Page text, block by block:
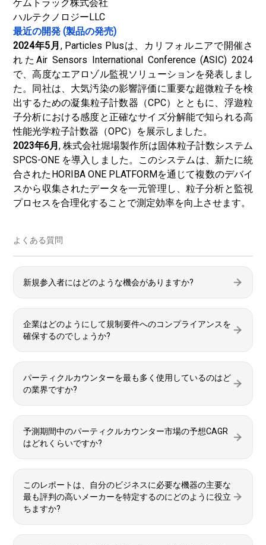
ケムトラック株式会社
ハルテクノロジーLLC
最近の開発 (製品の発売)
2024年5月 , Particles Plusは、カリフォルニアで開催さ
れたAir Sensors International Conference (ASIC) 2024
で、高度なエアロゾル監視ソリューションを発表しまし
た。同社は、大気汚染の影響評価に重要な超微粒子を検
出するための凝集粒子計数器（CPC）とともに、浮遊粒
子分析における感度と正確なサイズ分解能で知られる高
性能光学粒子計数器（OPC）を展示しました。
2023年6月 , 株式会社堀場製作所は固体粒子計数システム
SPCS-ONE を導入しました。このシステムは、新たに統
合されたHORIBA ONE PLATFORMを通じて複数のデバイ
スから収集されたデータを一元管理し、粒子分析と監視
プロセスを合理化することで測定効率を向上させます。
よくある質問
新規参入者にはど​​のような機会がありますか?
企業はどのようにして規制要件へのコンプライアンスを
確保するのでしょうか?
パーティクルカウンターを最も多く使用しているのはど
の業界ですか?
予測期間中のパーティクルカウンター市場の予想CAGR
はどれくらいですか?
このレポートは、自分のビジネスに必要な機器の主要な
最も評判の高いメーカーを特定するのにどのように役立
ちますか?